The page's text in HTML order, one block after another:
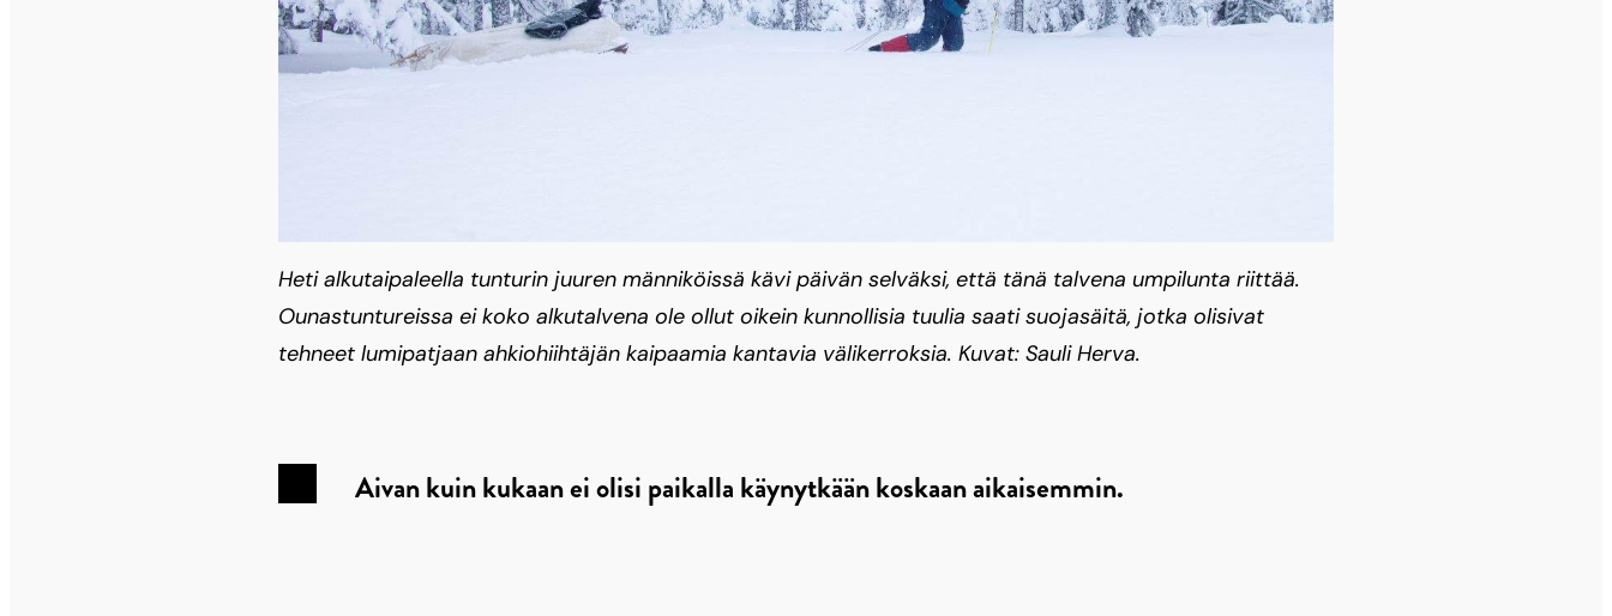
Heti alkutaipaleella tunturin juuren männiköissä kävi päivän selväksi, että tänä talvena umpilunta riittää.
Ounastuntureissa ei koko alkutalvena ole ollut oikein kunnollisia tuulia saati suojasäitä, jotka olisivat
tehneet lumipatjaan ahkiohiihtäjän kaipaamia kantavia välikerroksia. Kuvat: Sauli Herva.
Aivan kuin kukaan ei olisi paikalla käynytkään koskaan aikaisemmin.